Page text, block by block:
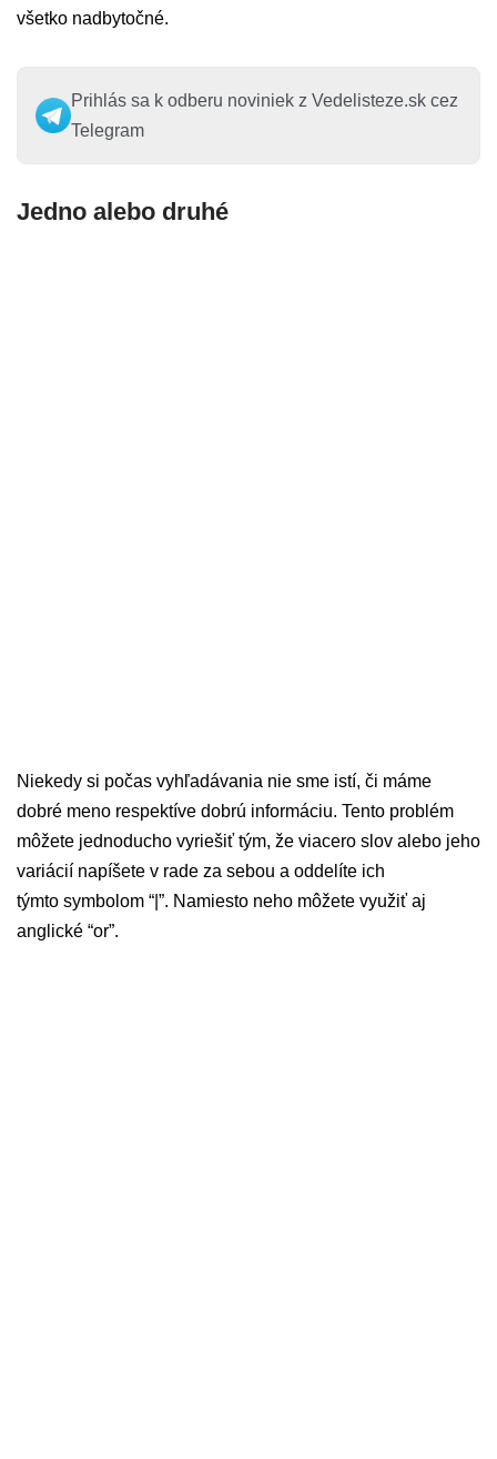
všetko nadbytočné.
Prihlás sa k odberu noviniek z Vedelisteze.sk cez
Telegram
Jedno alebo druhé
Niekedy si počas vyhľadávania nie sme istí, či máme
dobré meno respektíve dobrú informáciu. Tento problém
môžete jednoducho vyriešiť tým, že viacero slov alebo jeho
variácií napíšete v rade za sebou a oddelíte ich
týmto symbolom “|”. Namiesto neho môžete využiť aj
anglické “or”.